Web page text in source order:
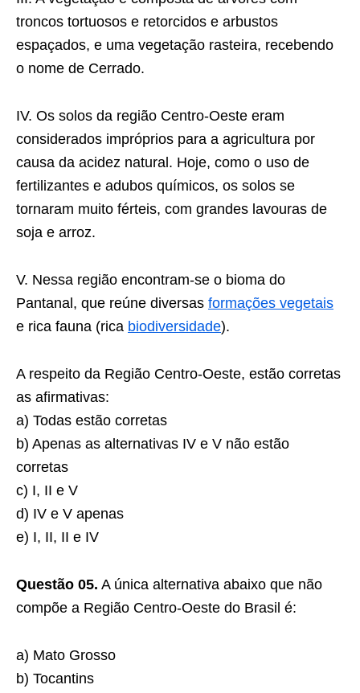
troncos tortuosos e retorcidos e arbustos
espaçados, e uma vegetação rasteira, recebendo
o nome de Cerrado.
IV. Os solos da região Centro-Oeste eram
considerados impróprios para a agricultura por
causa da acidez natural. Hoje, como o uso de
fertilizantes e adubos químicos, os solos se
tornaram muito férteis, com grandes lavouras de
soja e arroz.
V. Nessa região encontram-se o bioma do
Pantanal, que reúne diversas formações vegetais
e rica fauna (rica biodiversidade).
A respeito da Região Centro-Oeste, estão corretas
as afirmativas:
a) Todas estão corretas
b) Apenas as alternativas IV e V não estão
corretas
c) I, II e V
d) IV e V apenas
e) I, II, II e IV
Questão 05. A única alternativa abaixo que não
compõe a Região Centro-Oeste do Brasil é:
a) Mato Grosso
b) Tocantins